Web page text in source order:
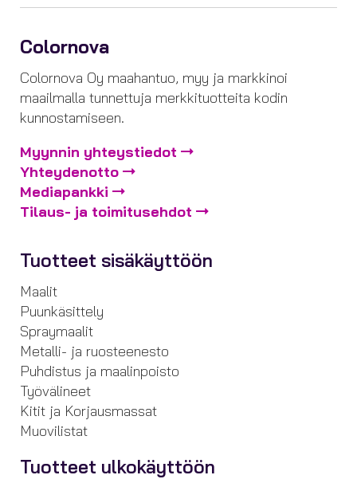
Colornova
Colornova Oy maahantuo, myy ja markkinoi
maailmalla tunnettuja merkkituotteita kodin
kunnostamiseen.
Myynnin yhteystiedot
Yhteydenotto
Mediapankki
Tilaus- ja toimitusehdot
Tuotteet sisäkäyttöön
Maalit
Puunkäsittely
Spraymaalit
Metalli- ja ruosteenesto
Puhdistus ja maalinpoisto
Työvälineet
Kitit ja Korjausmassat
Muovilistat
Tuotteet ulkokäyttöön